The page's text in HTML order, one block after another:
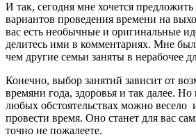
И так, сегодня мне хочется предложить
вариантов проведения времени на
вас есть необычные и оригинальные
делитесь ими в комментариях. Мне
чем другие семьи заняты в нерабочее
Конечно, выбор занятий зависит от
времяни года, здоровья и так далее.
любых обстоятельствах можно весело
провести время. Оно станет для вас
точно не пожалеете.